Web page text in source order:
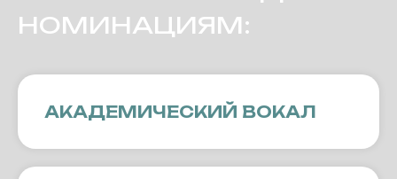
НОМИНАЦИЯМ:
АКАДЕМИЧЕСКИЙ ВОКАЛ